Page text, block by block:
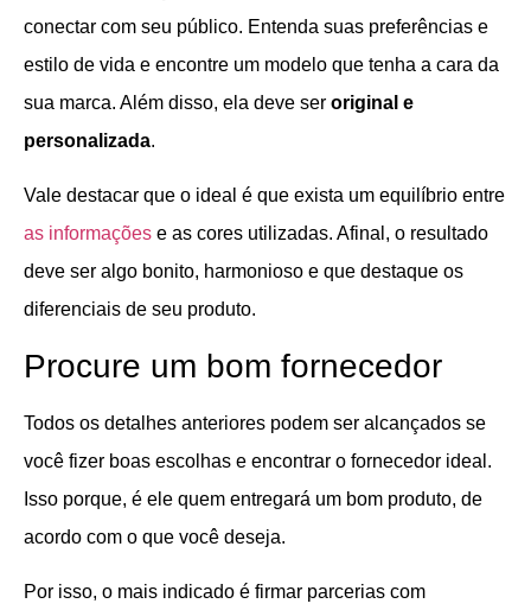
conectar com seu público. Entenda suas preferências e
estilo de vida e encontre um modelo que tenha a cara da
sua marca. Além disso, ela deve ser original e
personalizada.
Vale destacar que o ideal é que exista um equilíbrio entre
as informações e as cores utilizadas. Afinal, o resultado
deve ser algo bonito, harmonioso e que destaque os
diferenciais de seu produto.
Procure um bom fornecedor
Todos os detalhes anteriores podem ser alcançados se
você fizer boas escolhas e encontrar o fornecedor ideal.
Isso porque, é ele quem entregará um bom produto, de
acordo com o que você deseja.
Por isso, o mais indicado é firmar parcerias com